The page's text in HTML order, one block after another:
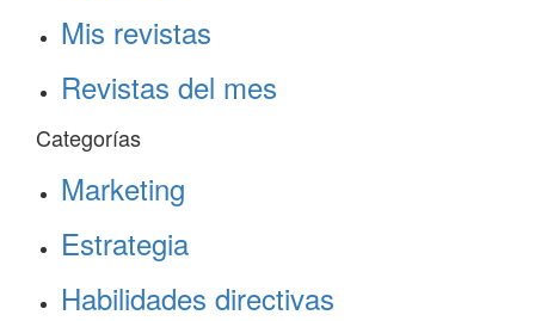
Mis revistas
Revistas del mes
Categorías
Marketing
Estrategia
Habilidades directivas